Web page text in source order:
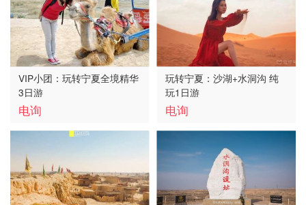
VIP小团：玩转宁夏全境精华
3日游
电询
玩转宁夏：沙湖+水洞沟 纯
玩1日游
电询